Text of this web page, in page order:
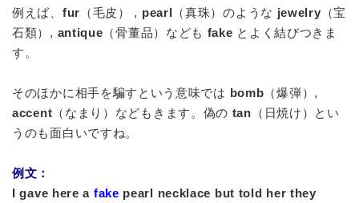
例えば、 fur （毛皮） , pearl （真珠）のような jewelry （宝
石類）, antique （骨董品）なども fake とよく結びつきま
す。
そのほかに相手を騙すという意味では bomb （爆弾）,
accent （なまり）などもきます。偽の tan （日焼け）とい
うのも面白いですね。
例文：
I gave here a fake pearl necklace but told her they